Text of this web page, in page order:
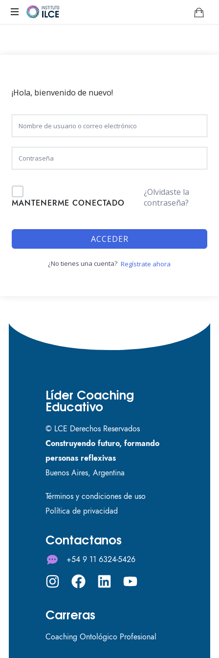
¡Hola, bienvenido de nuevo!
MANTENERME CONECTADO
¿Olvidaste la
contraseña?
ACCEDER
¿No tienes una cuenta? Regístrate ahora
Líder Coaching
Educativo
© LCE Derechos Reservados
Construyendo futuro, formando
personas reflexivas
Buenos Aires, Argentina
Términos y condiciones de uso
Política de privacidad
Contactanos
+54 9 11 6324-5426
Carreras
Coaching Ontológico Profesional